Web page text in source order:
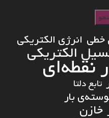
خطی انرژی الکتریکی
الکتریکی
نقطه‌ای
تابع دلتا
بار
خازن